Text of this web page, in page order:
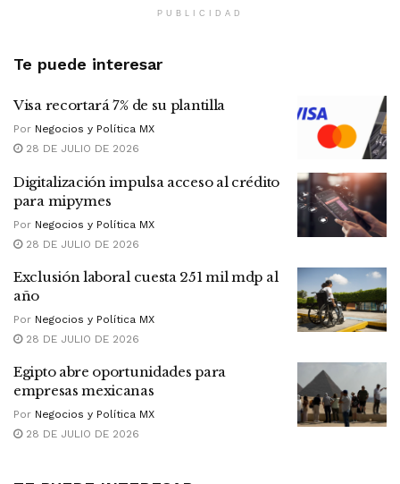
PUBLICIDAD
Te puede interesar
Visa recortará 7% de su plantilla
Por Negocios y Política MX
28 DE JULIO DE 2026
Digitalización impulsa acceso al crédito
para mipymes
Por Negocios y Política MX
28 DE JULIO DE 2026
Exclusión laboral cuesta 251 mil mdp al
año
Por Negocios y Política MX
28 DE JULIO DE 2026
Egipto abre oportunidades para
empresas mexicanas
Por Negocios y Política MX
28 DE JULIO DE 2026